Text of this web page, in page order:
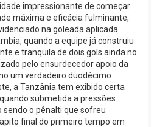
impressionante de começar
máxima e eficácia fulminante,
na goleada aplicada
quando a equipe já construiu
e tranquila de dois gols ainda no
pelo ensurdecedor apoio da
um verdadeiro duodécimo
a Tanzânia tem exibido certa
submetida a pressões
sendo o pênalti que sofreu
final do primeiro tempo em